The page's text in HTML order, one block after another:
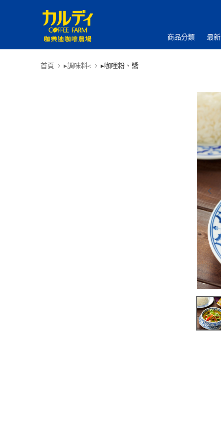
商品分類 最
首頁 ▸調味料◃ ▸咖哩粉、醬